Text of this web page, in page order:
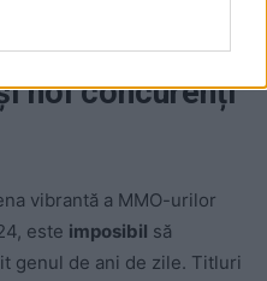
români.
noi concurenți
vibrantă a MMO-urilor
este imposibil să
genul de ani de zile. Titluri